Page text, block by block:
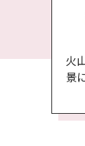
火
景